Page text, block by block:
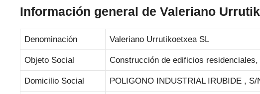
Información general de Valeriano
Denominación Valeriano Urrutikoetxea SL
Objeto Social Construcción de edificios
Domicilio Social POLIGONO INDUSTRIAL IRUBIDE , S/